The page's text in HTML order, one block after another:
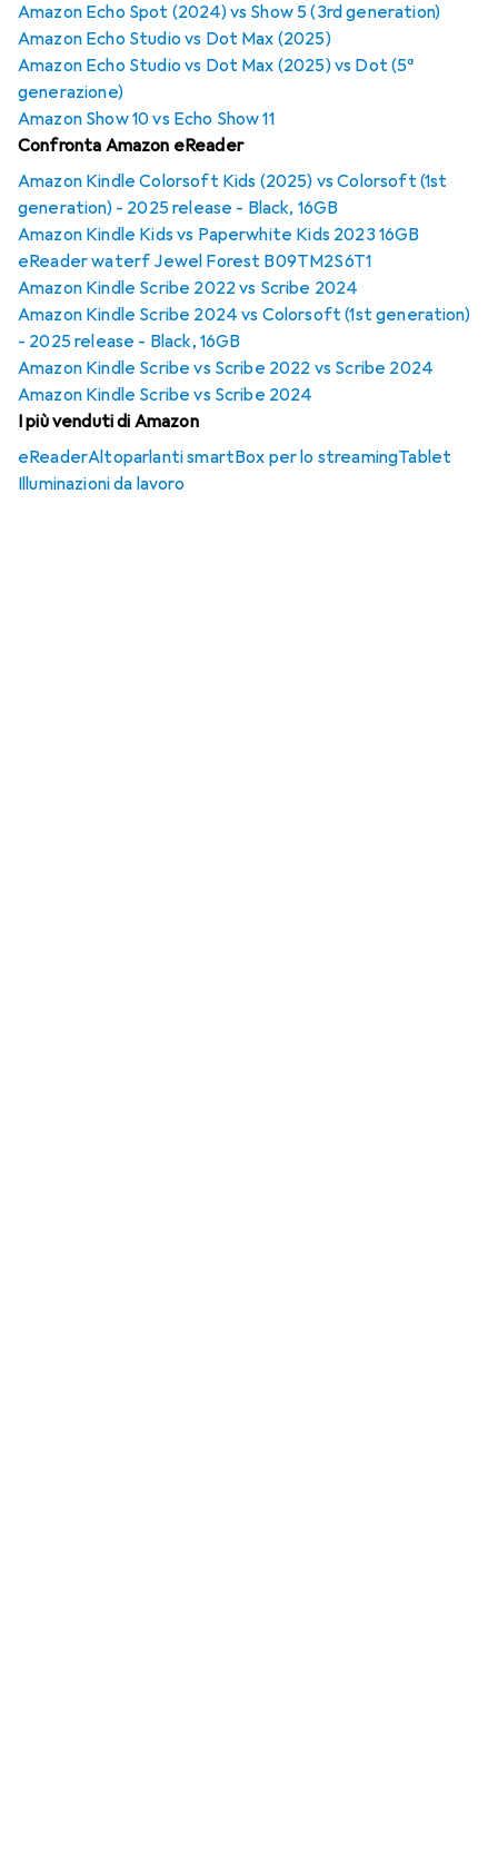
Amazon Echo Spot (2024) vs Show 5 (3rd generation)
Amazon Echo Studio vs Dot Max (2025)
Amazon Echo Studio vs Dot Max (2025) vs Dot (5ª
generazione)
Amazon Show 10 vs Echo Show 11
Confronta Amazon eReader
Amazon Kindle Colorsoft Kids (2025) vs Colorsoft (1st
generation) - 2025 release - Black, 16GB
Amazon Kindle Kids vs Paperwhite Kids 2023 16GB
eReader waterf Jewel Forest B09TM2S6T1
Amazon Kindle Scribe 2022 vs Scribe 2024
Amazon Kindle Scribe 2024 vs Colorsoft (1st generation)
- 2025 release - Black, 16GB
Amazon Kindle Scribe vs Scribe 2022 vs Scribe 2024
Amazon Kindle Scribe vs Scribe 2024
I più venduti di Amazon
eReaderAltoparlanti smartBox per lo streamingTablet
Illuminazioni da lavoro